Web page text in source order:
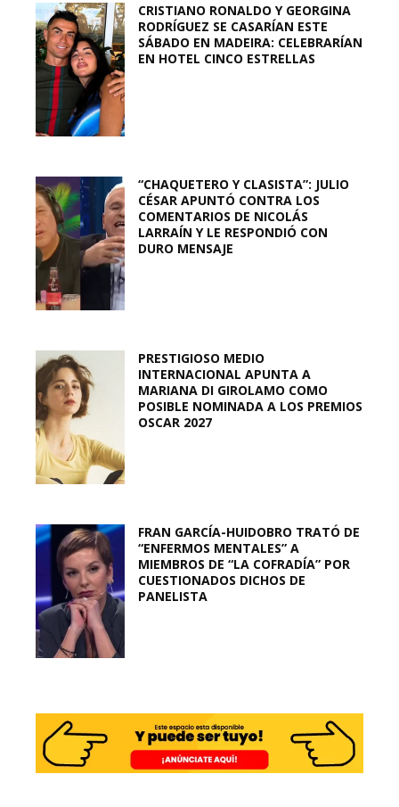
CRISTIANO RONALDO Y GEORGINA
RODRÍGUEZ SE CASARÍAN ESTE
SÁBADO EN MADEIRA: CELEBRARÍAN
EN HOTEL CINCO ESTRELLAS
“CHAQUETERO Y CLASISTA”: JULIO
CÉSAR APUNTÓ CONTRA LOS
COMENTARIOS DE NICOLÁS
LARRAÍN Y LE RESPONDIÓ CON
DURO MENSAJE
PRESTIGIOSO MEDIO
INTERNACIONAL APUNTA A
MARIANA DI GIROLAMO COMO
POSIBLE NOMINADA A LOS PREMIOS
OSCAR 2027
FRAN GARCÍA-HUIDOBRO TRATÓ DE
“ENFERMOS MENTALES” A
MIEMBROS DE “LA COFRADÍA” POR
CUESTIONADOS DICHOS DE
PANELISTA